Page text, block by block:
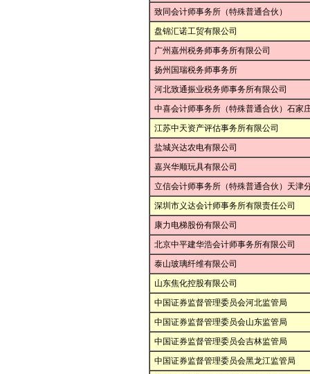
致同会计师事务所（特殊普通合伙）
盘锦汇诺工贸有限公司
广州嘉州税务师事务所有限公司
扬州国瑞税务师事务所
河北致通振业税务师事务所有限公司
中喜会计师事务所（特殊普通合伙）石家
江苏中天资产评估事务所有限公司
盐城兴达农电有限公司
嘉兴华顺玩具有限公司
立信会计师事务所（特殊普通合伙）天津
深圳市义达会计师事务所有限责任公司
康力电梯股份有限公司
北京中平建华浩会计师事务所有限公司
泰山玻璃纤维有限公司
山东焦化控股有限公司
中国证券监督管理委员会河北监管局
中国证券监督管理委员会山东监管局
中国证券监督管理委员会吉林监管局
中国证券监督管理委员会黑龙江监管局